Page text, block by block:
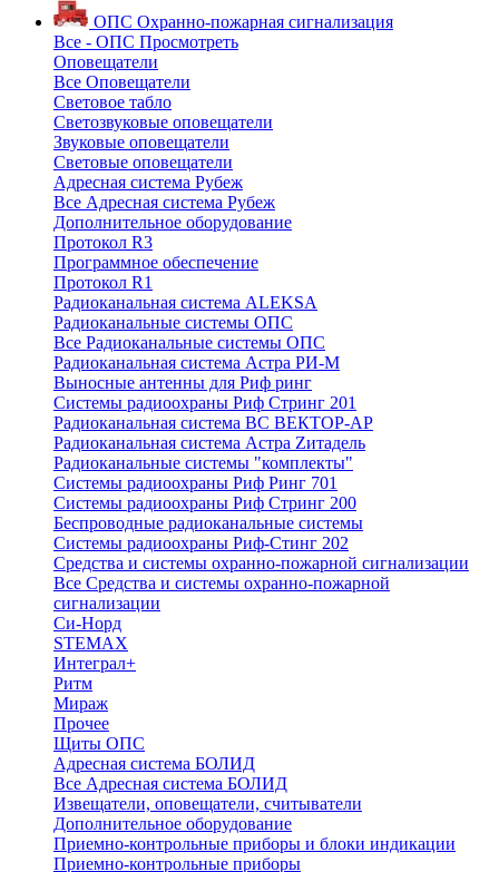
ОПС Охранно-пожарная сигнализация
Все - ОПС Просмотреть
Оповещатели
Все Оповещатели
Световое табло
Светозвуковые оповещатели
Звуковые оповещатели
Световые оповещатели
Адресная система Рубеж
Все Адресная система Рубеж
Дополнительное оборудование
Протокол R3
Программное обеспечение
Протокол R1
Радиоканальная система ALEKSA
Радиоканальные системы ОПС
Все Радиоканальные системы ОПС
Радиоканальная система Астра РИ-М
Выносные антенны для Риф ринг
Системы радиоохраны Риф Стринг 201
Радиоканальная система ВС ВЕКТОР-АР
Радиоканальная система Астра Zитадель
Радиоканальные системы "комплекты"
Системы радиоохраны Риф Ринг 701
Системы радиоохраны Риф Стринг 200
Беспроводные радиоканальные системы
Системы радиоохраны Риф-Стинг 202
Средства и системы охранно-пожарной сигнализации
Все Средства и системы охранно-пожарной
сигнализации
Си-Норд
STEMAX
Интеграл+
Ритм
Мираж
Прочее
Щиты ОПС
Адресная система БОЛИД
Все Адресная система БОЛИД
Извещатели, оповещатели, считыватели
Дополнительное оборудование
Приемно-контрольные приборы и блоки индикации
Приемно-контрольные приборы